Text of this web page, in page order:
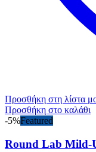
Προσθήκη στη λίστα
Προσθήκη στο καλάθι
-5%Featured
Round Lab Mild-